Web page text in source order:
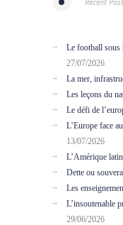
Le football sous
27/07/2026
La mer,
Les leçons du
Le défi de
L’Europe face
13/07/2026
L’Amérique
Dette ou
Les
L’insoutenable
29/06/2026